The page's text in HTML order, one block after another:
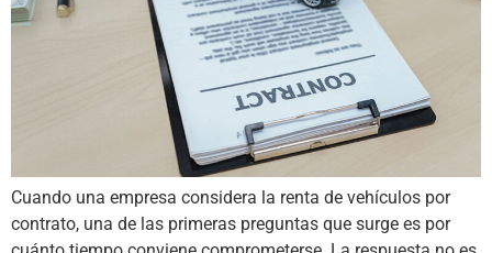
Cuando una empresa considera la renta de vehículos por
contrato, una de las primeras preguntas que surge es por